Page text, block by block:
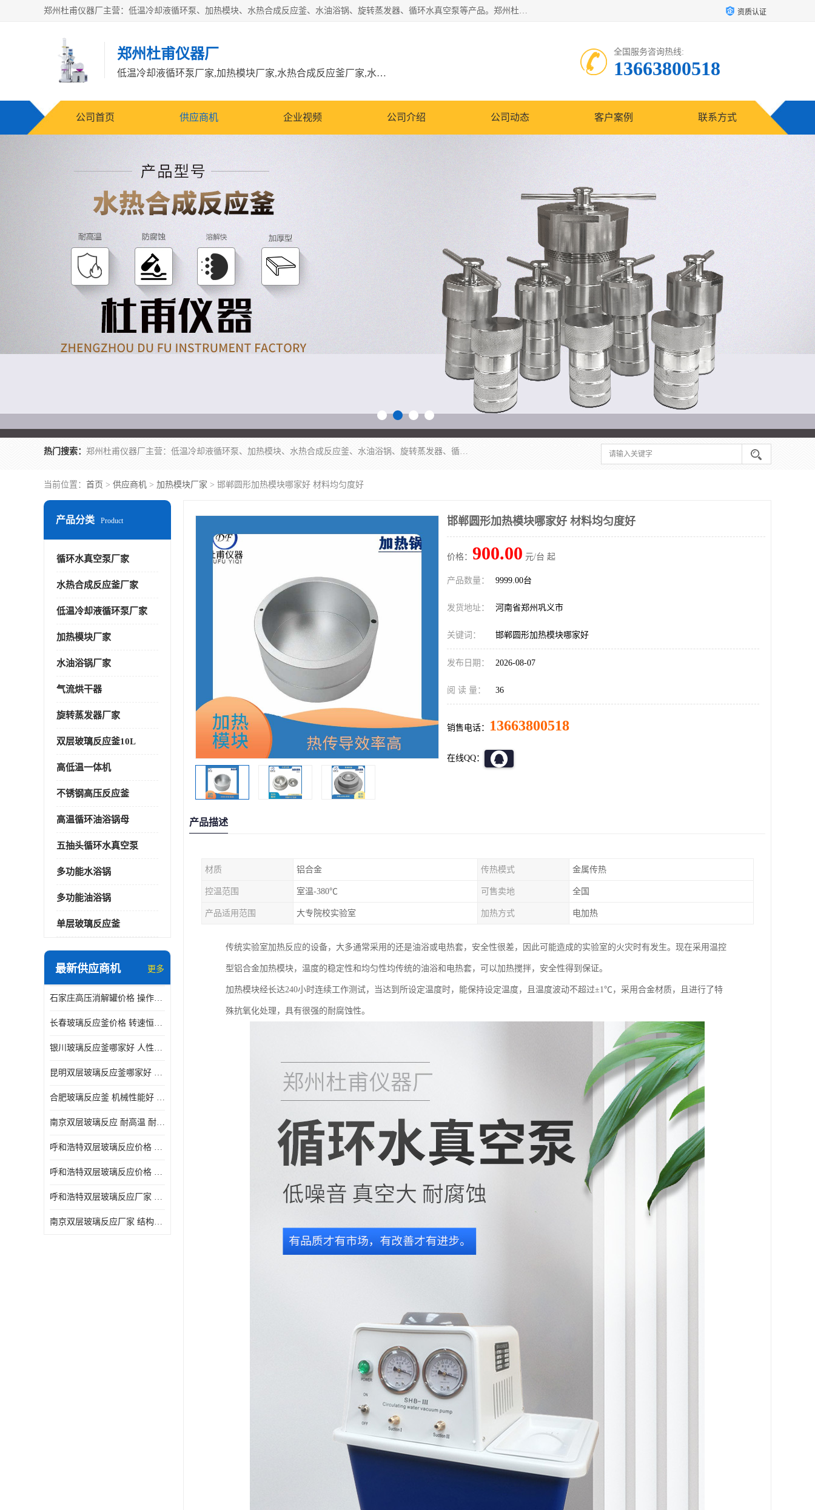
郑州杜甫仪器厂主营：低温冷却液循环泵、加热模块、水热合成反应釜、水油浴锅、旋转蒸发器、循环水真空泵等产品。郑州杜甫仪器厂在众多的教学仪器行业中依靠科技力量扬长避短、迅速发展，成为国家教委*生产教学仪器的厂家，产品具有国内良好水平，主导产品通过ISO9002质量认证。 资质认证
郑州杜甫仪器厂
低温冷却液循环泵厂家,加热模块厂家,水热合成反应釜厂家,水油浴锅厂家,旋转蒸发器厂家
全国服务咨询热线:
13663800518
公司首页 供应商机 企业视频 公司介绍 公司动态 客户案例 联系方式
热门搜索： 郑州杜甫仪器厂主营：低温冷却液循环泵、加热模块、水热合成反应釜、水油浴锅、旋转蒸发器、循环水真空泵等产品。郑州杜甫仪器厂在众多的教学仪器行业中依靠科技力量扬长避短、迅速发展，成为国家教委*生产教学仪器的厂家，产品具有国内良好水平，主导产品通过ISO9002质量认证。
当前位置： 首页 > 供应商机 > 加热模块厂家 > 邯郸圆形加热模块哪家好 材料均匀度好
产品分类 Product
循环水真空泵厂家
水热合成反应釜厂家
低温冷却液循环泵厂家
加热模块厂家
水油浴锅厂家
气流烘干器
旋转蒸发器厂家
双层玻璃反应釜10L
高低温一体机
不锈钢高压反应釜
高温循环油浴锅母
五抽头循环水真空泵
多功能水浴锅
多功能油浴锅
单层玻璃反应釜
最新供应商机 更多
石家庄高压消解罐价格 操作简单 使用安全
长春玻璃反应釜价格 转速恒定 机械性能好
银川玻璃反应釜哪家好 人性化设计 可连续工作
昆明双层玻璃反应釜哪家好 人性化设计 可连续工作 机械性能好
合肥玻璃反应釜 机械性能好 可连续工作
南京双层玻璃反应 耐高温 耐腐蚀 空载不宜高速运转
呼和浩特双层玻璃反应价格 安全稳定 机械性能好
呼和浩特双层玻璃反应价格 结构紧凑 可做加热反应
呼和浩特双层玻璃反应厂家 转速恒定 空载不宜高速运转
南京双层玻璃反应厂家 结构紧凑 可连续工作 可做加热反应
邯郸圆形加热模块哪家好 材料均匀度好
价格： 900.00 元/台 起
产品数量： 9999.00台
发货地址： 河南省郑州巩义市
关键词： 邯郸圆形加热模块哪家好
发布日期： 2026-08-07
阅 读 量： 36
销售电话： 13663800518
在线QQ：
产品描述
材质 铝合金 传热模式 金属传热
控温范围 室温-380℃ 可售卖地 全国
产品适用范围 大专院校实验室 加热方式 电加热
传统实验室加热反应的设备，大多通常采用的还是油浴或电热套，安全性很差，因此可能造成的实验室的火灾时有发生。现在采用温控
型铝合金加热模块，温度的稳定性和均匀性均传统的油浴和电热套，可以加热搅拌，安全性得到保证。
加热模块经长达240小时连续工作测试，当达到所设定温度时，能保持设定温度，且温度波动不超过±1℃，采用合金材质，且进行了特
殊抗氧化处理，具有很强的耐腐蚀性。